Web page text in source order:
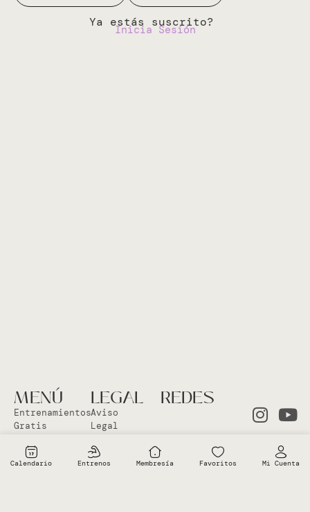
Ya estás suscrito?
Inicia Sesión
MENÚ
Entrenamientos
Gratis
Clases en
el Studio
LEGAL
Aviso
Legal
Política
Cookies
REDES
Calendario Entrenos Membresía Favoritos Mi Cuenta